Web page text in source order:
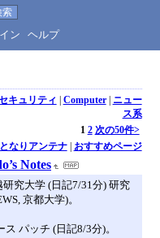
ン ヘルプ
キュリティ | Computer| ニュー
ス系
1 2 次の50件>
なりアンテナ| おすすめページ
Notes
究大学 (日記7/31分) 研究
京都大学)。
パッチ (日記8/3分)。